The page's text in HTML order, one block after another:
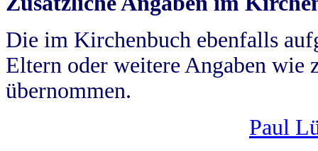
Die im Kirchenbuch ebenfalls
Eltern oder weitere Angaben wie
übernommen.
Paul